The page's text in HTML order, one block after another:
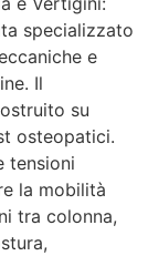
specializzato
e
Il
su
osteopatici.
tensioni
la mobilità
tra colonna,